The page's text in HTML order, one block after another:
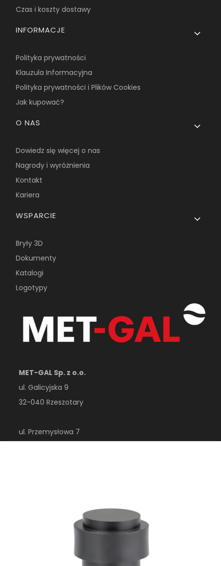
Czas i koszty dostawy
INFORMACJE
Polityka prywatności
Klauzula Informacyjna
Polityka prywatności i Plików Cookies
Jak kupować?
O NAS
Dowiedz się więcej o nas
Nagrody i wyróżnienia
Kontakt
Kariera
WSPARCIE
Bryły 3D
Dokumenty
Katalogi
Logotypy
MET-GAL Sp. z o.o.
ul. Galicyjska 9
32-040 Rzeszotary
ul. Przemysłowa 7
+48 12 356 40 00